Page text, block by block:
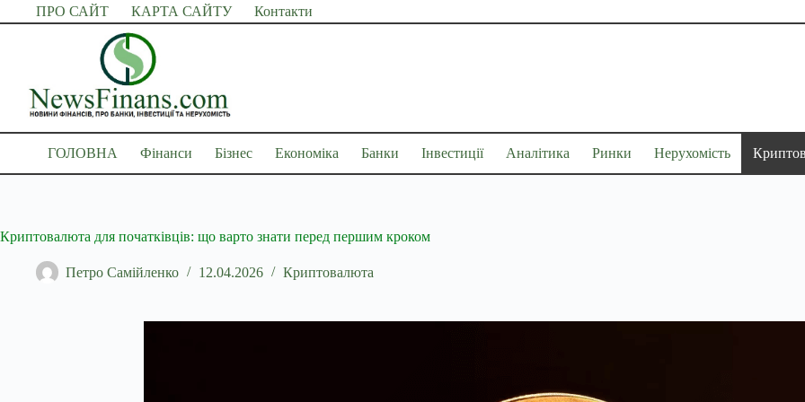
Перейти
до
ПРО САЙТ КАРТА САЙТУ Контакти
ГОЛОВНА Фінанси Бізнес Економіка Банки Інвестиції Аналітика Ринки Нерухомість
Криптовалюта для початківців: що варто знати перед першим кроком
Петро Самійленко 12.04.2026 Криптовалюта